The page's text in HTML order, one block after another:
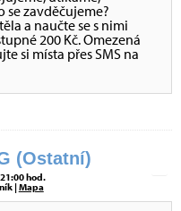
se zavděčujeme?
a naučte se s nimi
200 Kč. Omezená
si místa přes SMS na
(Ostatní)
hod.
|Mapa